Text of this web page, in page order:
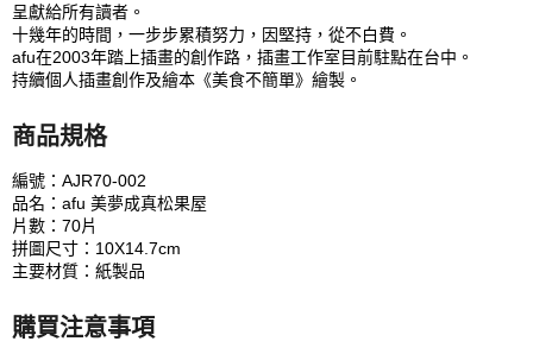
呈獻給所有讀者。
十幾年的時間，一步步累積努力，因堅持，從不白費。
afu在2003年踏上插畫的創作路，插畫工作室目前駐點在台中。
持續個人插畫創作及繪本《美食不簡單》繪製。
商品規格
編號：AJR70-002
品名：afu 美夢成真松果屋
片數：70片
拼圖尺寸：10X14.7cm
主要材質：紙製品
購買注意事項